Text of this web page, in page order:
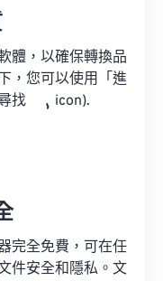
體，以確保轉換品
，您可以使用「進
找
icon).
完全免費，可在任
件安全和隱私。文